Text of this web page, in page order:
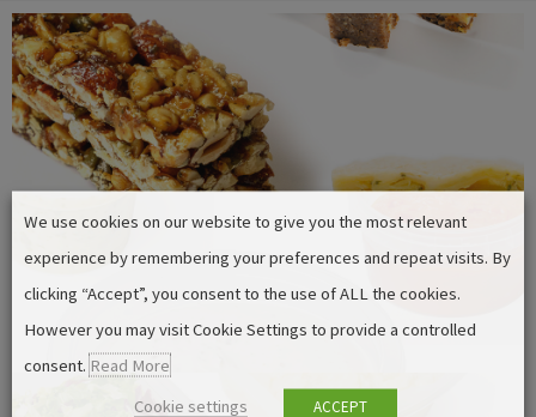
Productos a base de plantas
Salsas
We use cookies on our website to give you the most relevant
experience by remembering your preferences and repeat visits. By
clicking “Accept”, you consent to the use of ALL the cookies.
However you may visit Cookie Settings to provide a controlled
consent. Read More
Cookie settings
ACCEPT